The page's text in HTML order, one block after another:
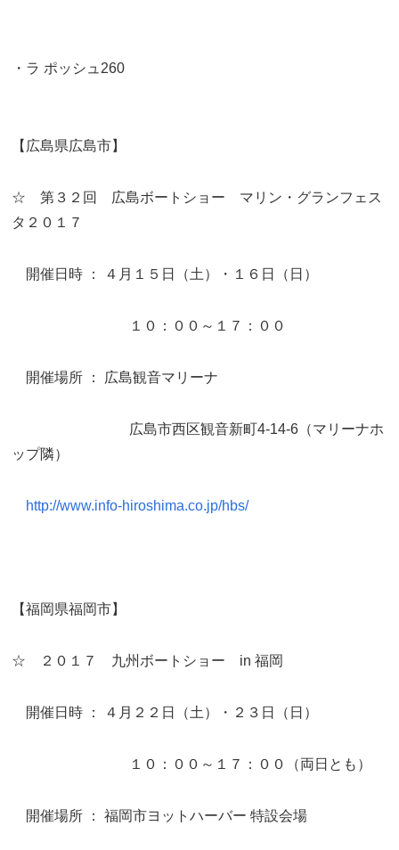
・ラ ポッシュ260
【広島県広島市】
☆ 第３２回 広島ボートショー マリン・グランフェス
タ２０１７
開催日時 ： ４月１５日（土）・１６日（日）
１０：００～１７：００
開催場所 ： 広島観音マリーナ
広島市西区観音新町4-14-6（マリーナホ
ップ隣）
http://www.info-hiroshima.co.jp/hbs/
【福岡県福岡市】
☆ ２０１７ 九州ボートショー in 福岡
開催日時 ： ４月２２日（土）・２３日（日）
１０：００～１７：００（両日とも）
開催場所 ： 福岡市ヨットハーバー 特設会場